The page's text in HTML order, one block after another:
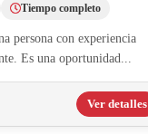
Tiempo completo
persona con experiencia
Es una oportunidad...
Ver detalles